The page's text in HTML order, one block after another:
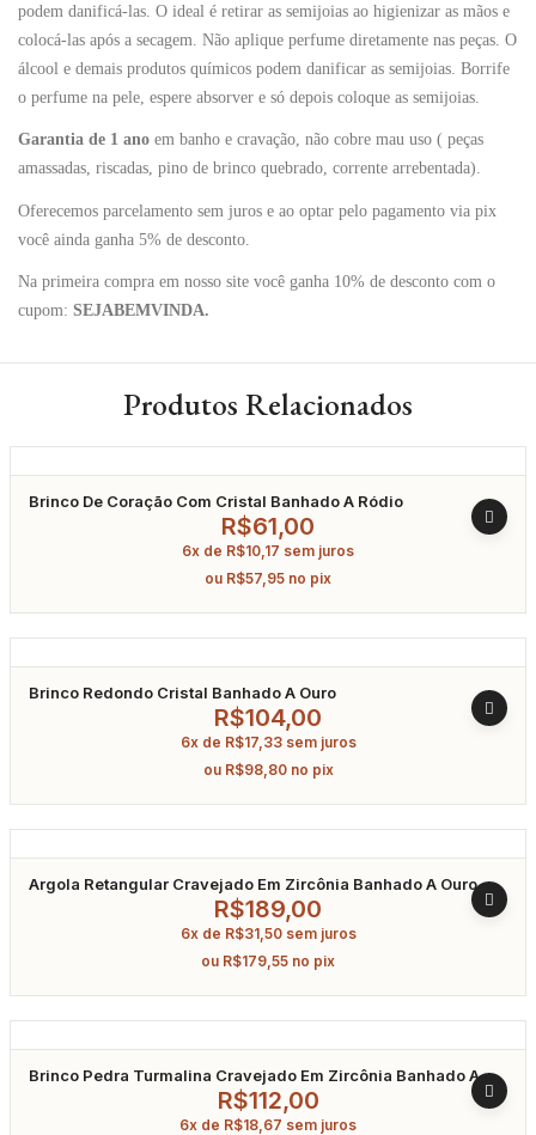
podem danificá-las. O ideal é retirar as semijoias ao higienizar as mãos e
colocá-las após a secagem. Não aplique perfume diretamente nas peças. O
álcool e demais produtos químicos podem danificar as semijoias. Borrife
o perfume na pele, espere absorver e só depois coloque as semijoias.
Garantia de 1 ano em banho e cravação, não cobre mau uso ( peças
amassadas, riscadas, pino de brinco quebrado, corrente arrebentada).
Oferecemos parcelamento sem juros e ao optar pelo pagamento via pix
você ainda ganha 5% de desconto.
Na primeira compra em nosso site você ganha 10% de desconto com o
cupom: SEJABEMVINDA.
Produtos Relacionados
Brinco De Coração Com Cristal Banhado A Ródio
R$61,00
6x de R$10,17 sem juros
ou R$57,95 no pix
Brinco Redondo Cristal Banhado A Ouro
R$104,00
6x de R$17,33 sem juros
ou R$98,80 no pix
Argola Retangular Cravejado Em Zircônia Banhado A Ouro
R$189,00
6x de R$31,50 sem juros
ou R$179,55 no pix
Brinco Pedra Turmalina Cravejado Em Zircônia Banhado A
R$112,00
6x de R$18,67 sem juros